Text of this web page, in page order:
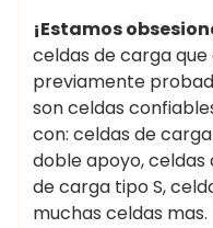
¡Estamos
celdas de carga
previamente
son celdas
con: celdas de
doble apoyo,
de carga tipo S,
muchas celdas mas.